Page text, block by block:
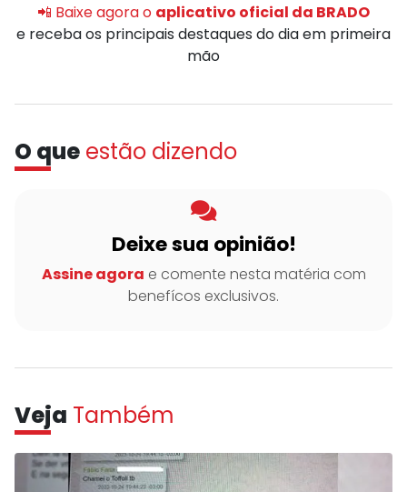
📲 Baixe agora o aplicativo oficial da BRADO
e receba os principais destaques do dia em primeira
mão
O que estão dizendo
Deixe sua opinião!
Assine agora e comente nesta matéria com
benefícos exclusivos.
Veja Também